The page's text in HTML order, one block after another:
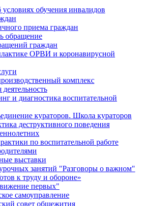
обучения инвалидов
приема граждан
обращение
граждан
ОРВИ и коронавирусной
комплекс
и диагностика воспитательной
кураторов. Школа кураторов
деструктивного поведения
по воспитательной работе
выставки
занятий "Разговоры о важном"
к труду и обороне»
первых"
самоуправление
совет общежития